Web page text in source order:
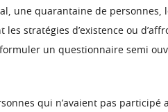
une quarantaine de personnes,
stratégies d’existence ou
un questionnaire semi
qui n’avaient pas participé